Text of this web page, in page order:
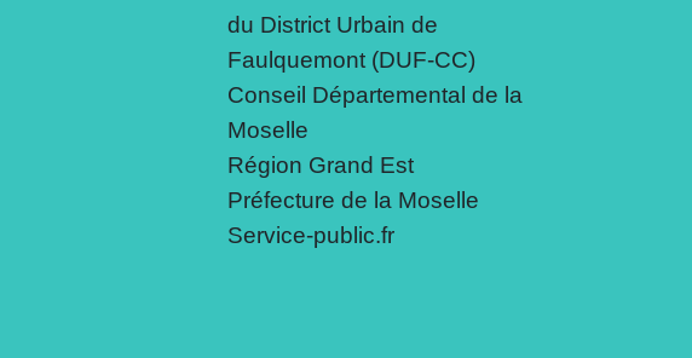
du District Urbain de
Faulquemont (DUF-CC)
Conseil Départemental de la
Moselle
Région Grand Est
Préfecture de la Moselle
Service-public.fr